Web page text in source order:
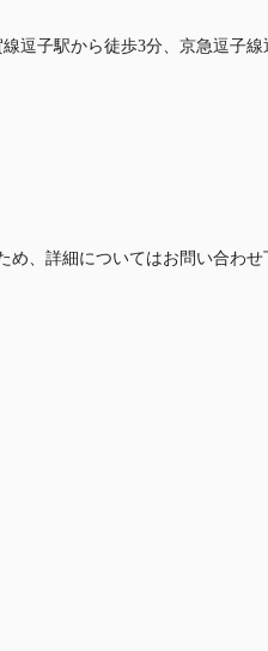
逗子駅から徒歩3分、京急逗子
、詳細についてはお問い合わせ